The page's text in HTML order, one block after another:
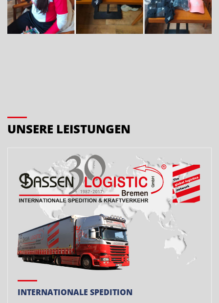
UNSERE LEISTUNGEN
INTERNATIONALE SPEDITION